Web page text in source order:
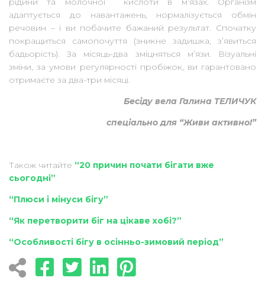
адаптується до навантажень, нормалізується обмін
речовин – і ви побачите бажаний результат. Спочатку
покращиться самопочуття (зникне задишка, з’явиться
бадьорість). За місяць-два зміцняться м’язи. Візуальні
зміни, за умови регулярності пробіжок, ви гарантовано
отримаєте за два-три місяці.
Бесіду вела Галина ТЕЛИЧУК
спеціально для “Живи активно!”
Також читайте “20 причин почати бігати вже
сьогодні”
“Плюси і мінуси бігу”
“Як перетворити біг на цікаве хобі?”
“Особливості бігу в осінньо-зимовий період”